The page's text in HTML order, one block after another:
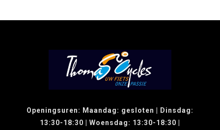
Openingsuren: Maandag: gesloten | Dinsdag:
13:30-18:30 | Woensdag: 13:30-18:30 |